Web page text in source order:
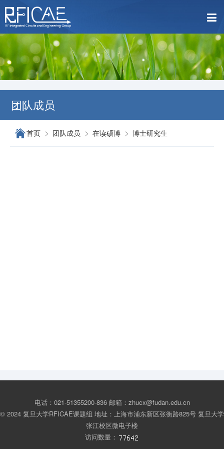
团队成员
首页 > 团队成员 > 在读硕博 > 博士研究生
电话：021-51355200-836 邮箱：zhucx@fudan.edu.cn
© 2024 复旦大学RFICAE课题组 地址：上海市浦东新区张衡路825号 复旦大学
张江校区微电子楼
访问数量：